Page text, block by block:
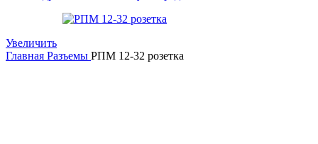
Увеличить
Главная Разъемы РПМ 12-32 розетка